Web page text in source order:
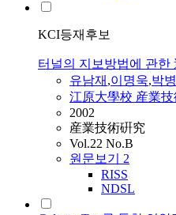
KCI등재후보
터널의 지보방법에 관한
유남재 ,이명욱,박
江原大學校 産業
2002
産業技術硏究
Vol.22 No.B
원문보기 2
RISS
NDSL